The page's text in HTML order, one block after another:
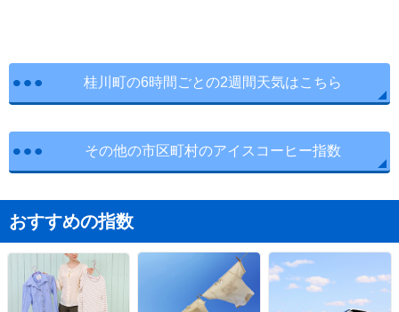
桂川町の6時間ごとの2週間天気はこちら
その他の市区町村のアイスコーヒー指数
おすすめの指数